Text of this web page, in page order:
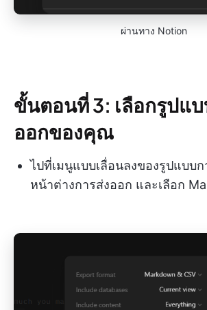
ผ่านทาง Notion
ขั้นตอนที่ 3: เลือกรูปแ
ออกของคุณ
ไปที่เมนูแบบเลื่อนลงของรูปแบบ
หน้าต่างการส่งออก และเลือก